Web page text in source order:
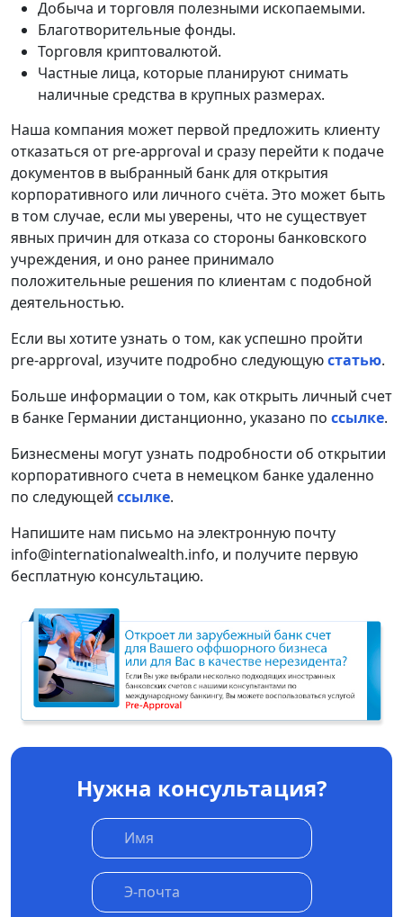
Добыча и торговля полезными ископаемыми.
Благотворительные фонды.
Торговля криптовалютой.
Частные лица, которые планируют снимать
наличные средства в крупных размерах.
Наша компания может первой предложить клиенту
отказаться от pre-approval и сразу перейти к подаче
документов в выбранный банк для открытия
корпоративного или личного счёта. Это может быть
в том случае, если мы уверены, что не существует
явных причин для отказа со стороны банковского
учреждения, и оно ранее принимало
положительные решения по клиентам с подобной
деятельностью.
Если вы хотите узнать о том, как успешно пройти
pre-approval, изучите подробно следующуюстатью.
Больше информации о том, как открыть личный счет
в банке Германии дистанционно, указано по ссылке.
Бизнесмены могут узнать подробности об открытии
корпоративного счета в немецком банке удаленно
по следующей ссылке.
Напишите нам письмо на электронную почту
info@internationalwealth.info, и получите первую
бесплатную консультацию.
Нужна консультация?